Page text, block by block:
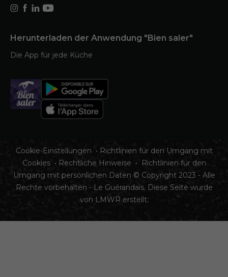
Herunterladen der Anwendung "Bien saler"
Die App für jede Küche
Cookie-Einstellungen • Richtlinien für den Umgang mit
Cookies• Rechtliche Hinweise •
Richtlinien für den
Umgang mit persönlichen Daten © Copyright 2023 - Alle
Rechte vorbehalten - Le Guérandais. Diese Seite wurde
von LMWR erstellt.